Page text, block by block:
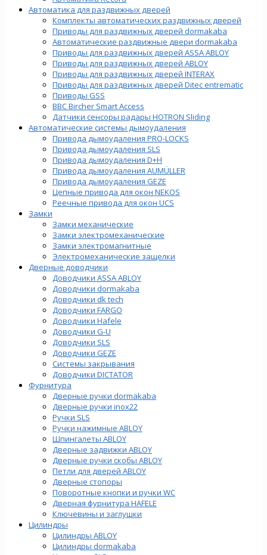
Автоматика для раздвижных дверей
Комплекты автоматических раздвижных дверей
Приводы для раздвижных дверей dormakaba
Автоматические раздвижные двери dormakaba
Приводы для раздвижных дверей ASSA ABLOY
Приводы для раздвижных дверей ABLOY
Приводы для раздвижных дверей INTERAX
Приводы для раздвижных дверей Ditec entrematic
Приводы GSS
BBC Bircher Smart Access
Датчики сенсоры радары HOTRON Sliding
Автоматические системы дымоудаления
Привода дымоудаления PRO-LOCKS
Привода дымоудаления SLS
Привода дымоудаления D+H
Привода дымоудаления AUMÜLLER
Привода дымоудаления GEZE
Цепные привода для окон NEKOS
Реечные привода для окон UСS
Замки
Замки механические
Замки электромеханические
Замки электромагнитные
Электромеханические защелки
Дверные доводчики
Доводчики ASSA ABLOY
Доводчики dormakaba
Доводчики dk tech
Доводчики FARGO
Доводчики Hafele
Доводчики G-U
Доводчики SLS
Доводчики GEZE
Cистемы закрывания
Доводчики DICTATOR
Фурнитура
Дверные ручки dormakaba
Дверные ручки inox22
Ручки SLS
Ручки нажимные ABLOY
Шпингалеты ABLOY
Дверные задвижки ABLOY
Дверные ручки скобы ABLOY
Петли для дверей ABLOY
Дверные стопоры
Поворотные кнопки и ручки WC
Дверная фурнитура HAFELE
Ключевины и заглушки
Цилиндры
Цилиндры ABLOY
Цилиндры dormakaba